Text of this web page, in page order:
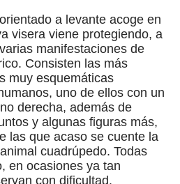
a levante acoge en
visera viene protegiendo, a
manifestaciones de
Consisten las más
muy esquemáticas
uno de ellos con un
derecha, además de
y algunas figuras más,
las que acaso se cuente la
cuadrúpedo. Todas
en ocasiones ya tan
con dificultad.